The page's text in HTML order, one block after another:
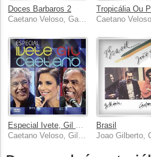
Doces Barbaros 2
Especial Ivete, Gil E Caetano [Ao Vivo No Projac, Rio De Janeiro / 2011]
Caetano Veloso, Gilberto Gil, Ivete Sangalo
Brasil